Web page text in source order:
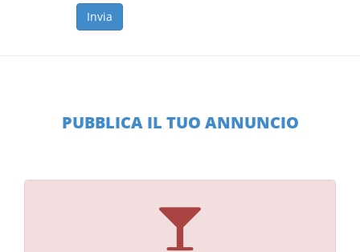
PUBBLICA IL TUO ANNUNCIO